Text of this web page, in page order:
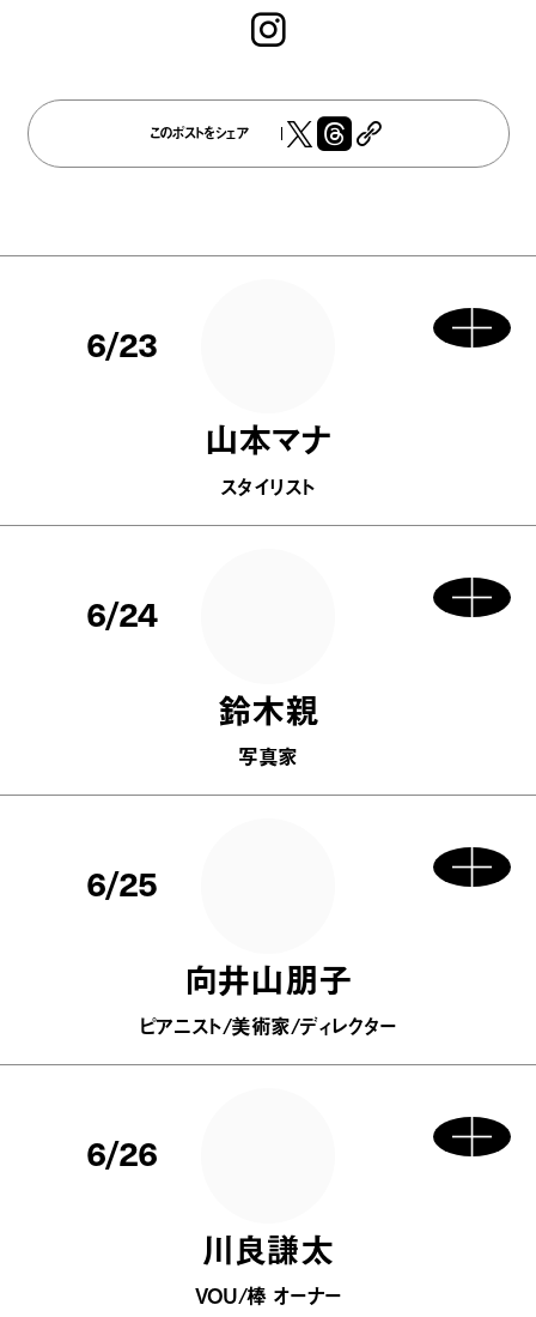
このポストをシェア
6/23
山本マナ
スタイリスト
6/24
鈴木親
写真家
6/25
向井山朋子
ピアニスト/美術家/ディレクター
6/26
川良謙太
VOU/棒 オーナー